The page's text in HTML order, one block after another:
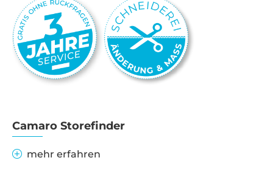
Camaro Storefinder
mehr erfahren